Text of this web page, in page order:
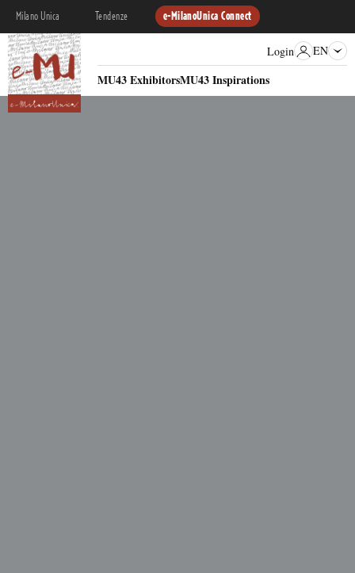
Milano Unica Tendenze e-MilanoUnica Connect
MU43 ExhibitorsMU43 Inspirations
Login EN